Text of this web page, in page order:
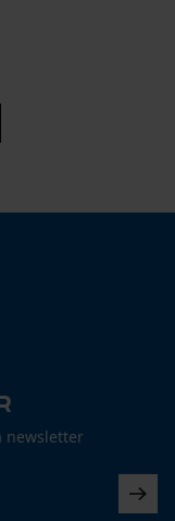
newsletter